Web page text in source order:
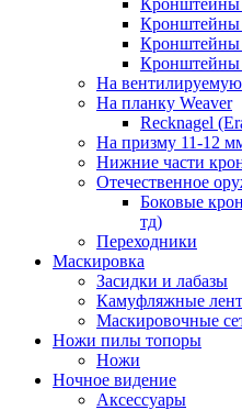
Кронштейны
Кронштейны
Кронштейны
Кронштейны
На
На планку Weaver
Recknagel
На призму 11-12
Нижние части
Отечественное
Боковые
тд)
Переходники
Маскировка
Засидки и лабазы
Камуфляжные
Маскировочные
Ножи пилы топоры
Ножи
Ночное видение
Аксессуары